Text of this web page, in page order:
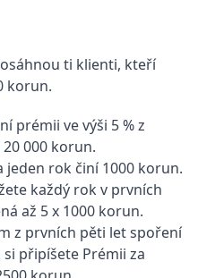
ti klienti, kteří
korun.
prémii ve výši 5 % z
000 korun.
rok činí 1000 korun.
každý rok v prvních
až 5 x 1000 korun.
z prvních pěti let spoření
připíšete Prémii za